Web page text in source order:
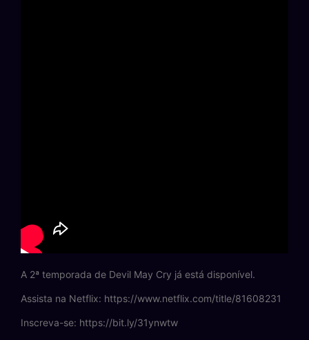
A 2ª temporada de Devil May Cry já está disponível.
Assista na Netflix: https://www.netflix.com/title/81608231
Inscreva-se: https://bit.ly/31ynwtw